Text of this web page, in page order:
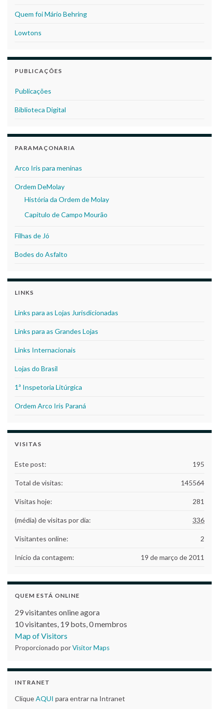
Quem foi Mário Behring
Lowtons
PUBLICAÇÕES
Publicações
Biblioteca Digital
PARAMAÇONARIA
Arco Iris para meninas
Ordem DeMolay
História da Ordem de Molay
Capítulo de Campo Mourão
Filhas de Jó
Bodes do Asfalto
LINKS
Links para as Lojas Jurisdicionadas
Links para as Grandes Lojas
Links Internacionais
Lojas do Brasil
1ª Inspetoria Litúrgica
Ordem Arco Iris Paraná
VISITAS
195
Este post:
145564
Total de visitas:
281
Visitas hoje:
336
(média) de visitas por dia:
2
Visitantes online:
19 de março de 2011
Início da contagem:
QUEM ESTÁ ONLINE
29 visitantes online agora
10 visitantes, 19 bots, 0 membros
Map of Visitors
Proporcionado porVisitor Maps
INTRANET
CliqueAQUI para entrar na Intranet